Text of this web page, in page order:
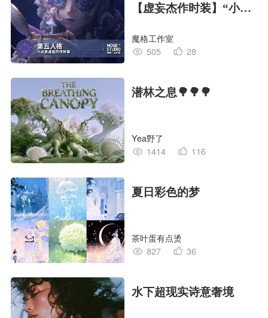
【虚妄杰作时装】“小女
魔格工作室
505
28
潜林之息🌳🌳🌳
Yea野了
1414
116
夏日彩色的梦
茶叶蛋有点烫
827
36
水下超现实诗意奢境